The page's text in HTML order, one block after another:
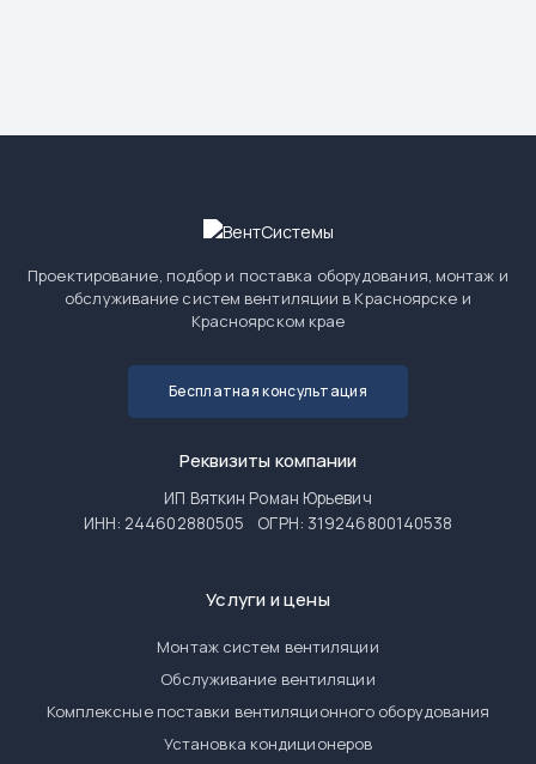
Проектирование, подбор и поставка оборудования, монтаж и
обслуживание систем вентиляции в Красноярске и
Красноярском крае
Бесплатная консультация
Реквизиты компании
ИП Вяткин Роман Юрьевич
ИНН: 244602880505
ОГРН: 319246800140538
Услуги и цены
Монтаж систем вентиляции
Обслуживание вентиляции
Комплексные поставки вентиляционного оборудования
Установка кондиционеров